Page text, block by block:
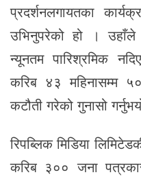
प्रदर्शनलगायतका
उभिनुपरेको हो । उहाँले
न्यूनतम पारिश्रमिक
करिब ४३ महिनासम्म
कटौती गरेको गुनासो
रिपब्लिक मिडिया
करिब ३०० जना